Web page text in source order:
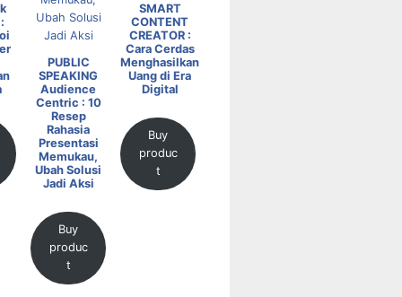
PUBLIC
SPEAKING
Audience
Centric : 10
Resep
Rahasia
Presentasi
Memukau,
Ubah Solusi
Jadi Aksi
Buy
produc
t
SMART
CONTENT
CREATOR :
Cara Cerdas
Menghasilkan
Uang di Era
Digital
Buy
produc
t